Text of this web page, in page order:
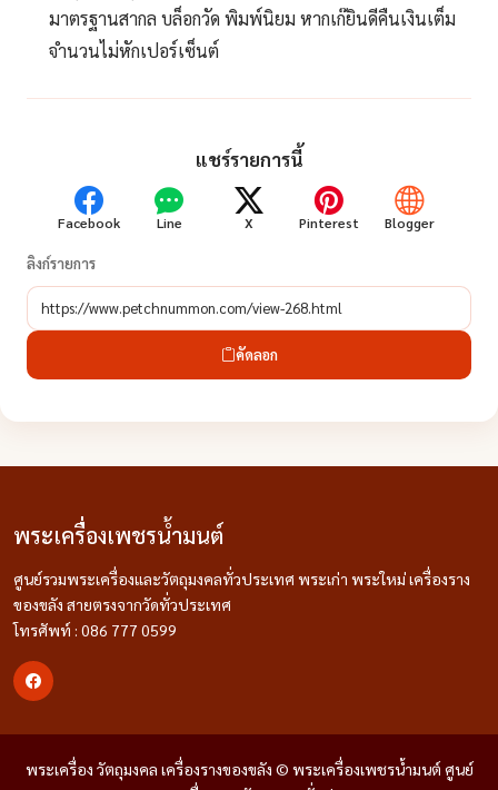
มาตรฐานสากล บล็อกวัด พิมพ์นิยม หากเก๊ยินดีคืนเงินเต็ม
จำนวนไม่หักเปอร์เซ็นต์
แชร์รายการนี้
Facebook Line X Pinterest Blogger
ลิงก์รายการ
คัดลอก
พระเครื่องเพชรน้ำมนต์
ศูนย์รวมพระเครื่องและวัตถุมงคลทั่วประเทศ พระเก่า พระใหม่ เครื่องราง
ของขลัง สายตรงจากวัดทั่วประเทศ
โทรศัพท์ : 086 777 0599
พระเครื่อง วัตถุมงคล เครื่องรางของขลัง © พระเครื่องเพชรน้ำมนต์ ศูนย์